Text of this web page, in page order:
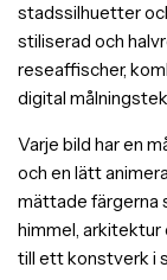
stadssilhuetter
stiliserad och
reseaffischer,
digital
Varje bild har en
och en lätt
mättade färgerna
himmel, arkitektur
till ett konstverk i